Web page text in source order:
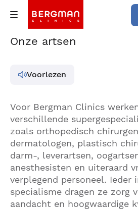
Onze artsen
Voorlezen
Voor Bergman Clinics
verschillende
zoals orthopedisch
dermatologen, plastisch
darm-, leverartsen,
anesthesisten en uiteraard
verplegend personeel. Ieder
specialisme dragen ze zorg
aandacht en hoogwaardige